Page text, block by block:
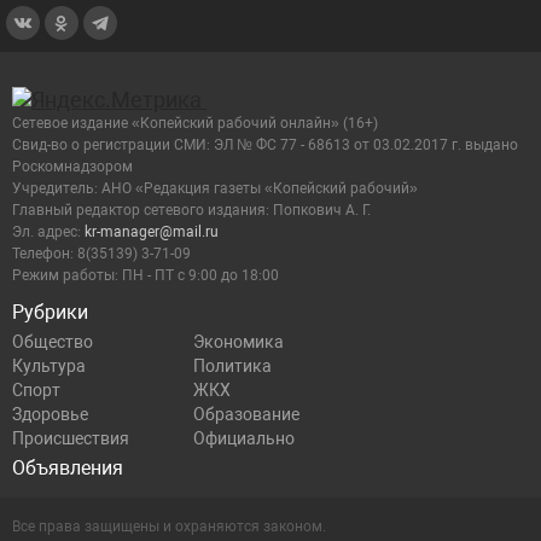
Рубрики
Общество
Экономика
Культура
Политика
Спорт
ЖКХ
Здоровье
Образование
Происшествия
Официально
Объявления
Сетевое издание «Копейский рабочий онлайн» (16+)
Cвид-во о регистрации СМИ: ЭЛ № ФС 77 - 68613 от 03.02.2017 г. выдано
Роскомнадзором
Учредитель: АНО «Редакция газеты «Копейский рабочий»
Главный редактор сетевого издания: Попкович А. Г.
Эл. адрес: kr-manager@mail.ru
Телефон: 8(35139) 3-71-09
Режим работы: ПН - ПТ с 9:00 до 18:00
Все права защищены и охраняются законом.